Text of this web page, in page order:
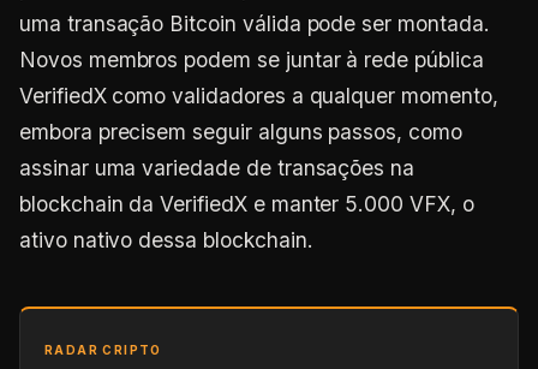
uma transação Bitcoin válida pode ser montada.
Novos membros podem se juntar à rede pública
VerifiedX como validadores a qualquer momento,
embora precisem seguir alguns passos, como
assinar uma variedade de transações na
blockchain da VerifiedX e manter 5.000 VFX, o
ativo nativo dessa blockchain.
RADAR CRIPTO